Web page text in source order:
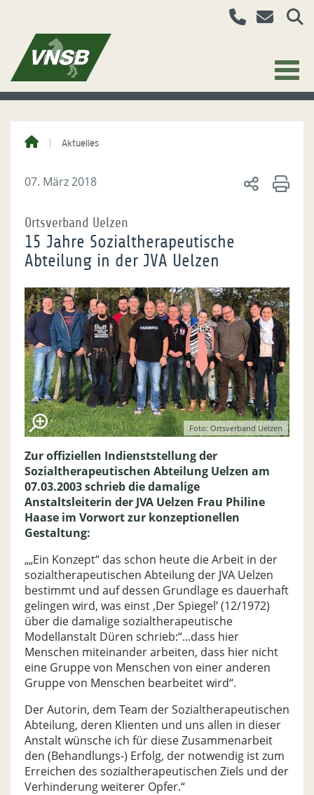
Aktuelles
07. März 2018
Ortsverband Uelzen
15 Jahre Sozialtherapeutische
Abteilung in der JVA Uelzen
Foto: Ortsverband Uelzen
Zur offiziellen Indienststellung der
Sozialtherapeutischen Abteilung Uelzen am
07.03.2003 schrieb die damalige
Anstaltsleiterin der JVA Uelzen Frau Philine
Haase im Vorwort zur konzeptionellen
Gestaltung:
„„Ein Konzept“ das schon heute die Arbeit in der
sozialtherapeutischen Abteilung der JVA Uelzen
bestimmt und auf dessen Grundlage es dauerhaft
gelingen wird, was einst ‚Der Spiegel’ (12/1972)
über die damalige sozialtherapeutische
Modellanstalt Düren schrieb:“...dass hier
Menschen miteinander arbeiten, dass hier nicht
eine Gruppe von Menschen von einer anderen
Gruppe von Menschen bearbeitet wird“.
Der Autorin, dem Team der Sozialtherapeutischen
Abteilung, deren Klienten und uns allen in dieser
Anstalt wünsche ich für diese Zusammenarbeit
den (Behandlungs-) Erfolg, der notwendig ist zum
Erreichen des sozialtherapeutischen Ziels und der
Verhinderung weiterer Opfer.“